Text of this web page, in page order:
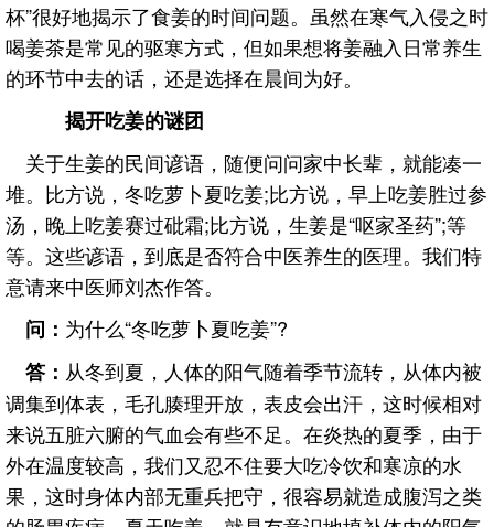
杯”很好地揭示了食姜的时间问题。虽然在寒气入侵之时
喝姜茶是常见的驱寒方式，但如果想将姜融入日常养生
的环节中去的话，还是选择在晨间为好。
揭开吃姜的谜团
关于生姜的民间谚语，随便问问家中长辈，就能凑一
堆。比方说，冬吃萝卜夏吃姜;比方说，早上吃姜胜过参
汤，晚上吃姜赛过砒霜;比方说，生姜是“呕家圣药”;等
等。这些谚语，到底是否符合中医养生的医理。我们特
意请来中医师刘杰作答。
问： 为什么“冬吃萝卜夏吃姜”?
答： 从冬到夏，人体的阳气随着季节流转，从体内被
调集到体表，毛孔腠理开放，表皮会出汗，这时候相对
来说五脏六腑的气血会有些不足。在炎热的夏季，由于
外在温度较高，我们又忍不住要大吃冷饮和寒凉的水
果，这时身体内部无重兵把守，很容易就造成腹泻之类